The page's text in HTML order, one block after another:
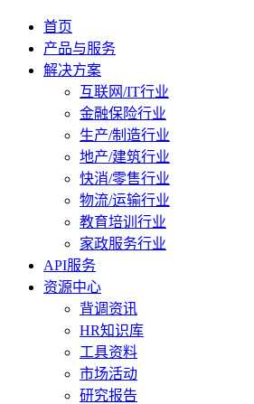
首页
产品与服务
解决方案
互联网/IT行业
金融保险行业
生产/制造行业
地产/建筑行业
快消/零售行业
物流/运输行业
教育培训行业
家政服务行业
API服务
资源中心
背调资讯
HR知识库
工具资料
市场活动
研究报告